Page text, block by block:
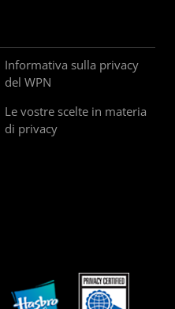
Informativa sulla privacy
del WPN
Le vostre scelte in materia
di privacy